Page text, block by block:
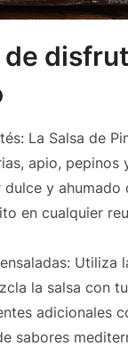
de
La Salsa de
apio, pepinos
dulce y
en cualquier
Utiliza
la salsa con
adicionales
sabores